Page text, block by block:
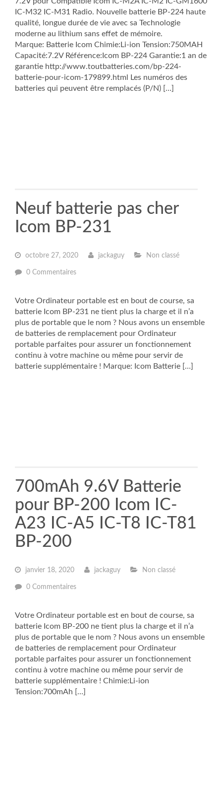
IC-M32 IC-M31 Radio. Nouvelle batterie BP-224 haute
qualité, longue durée de vie avec sa Technologie
moderne au lithium sans effet de mémoire.
Marque: Batterie Icom Chimie:Li-ion Tension:750MAH
Capacité:7.2V Référence:Icom BP-224 Garantie:1 an de
garantie http://www.toutbatteries.com/bp-224-
batterie-pour-icom-179899.html Les numéros des
batteries qui peuvent être remplacés (P/N) […]
Neuf batterie pas cher
Icom BP-231
octobre 27, 2020 jackaguy Non classé
0 Commentaires
Votre Ordinateur portable est en bout de course, sa
batterie Icom BP-231 ne tient plus la charge et il n’a
plus de portable que le nom ? Nous avons un ensemble
de batteries de remplacement pour Ordinateur
portable parfaites pour assurer un fonctionnement
continu à votre machine ou même pour servir de
batterie supplémentaire ! Marque: Icom Batterie […]
700mAh 9.6V Batterie
pour BP-200 Icom IC-
A23 IC-A5 IC-T8 IC-T81
BP-200
janvier 18, 2020 jackaguy Non classé
0 Commentaires
Votre Ordinateur portable est en bout de course, sa
batterie Icom BP-200 ne tient plus la charge et il n’a
plus de portable que le nom ? Nous avons un ensemble
de batteries de remplacement pour Ordinateur
portable parfaites pour assurer un fonctionnement
continu à votre machine ou même pour servir de
batterie supplémentaire ! Chimie:Li-ion
Tension:700mAh […]